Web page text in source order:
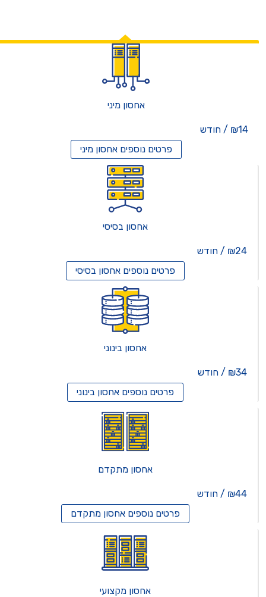
אחסון מיני
₪14 / חודש
פרטים נוספיםאחסון מיני
אחסון בסיסי
₪24 / חודש
פרטים נוספיםאחסון בסיסי
אחסון בינוני
₪34 / חודש
פרטים נוספיםאחסון בינוני
אחסון מתקדם
₪44 / חודש
פרטים נוספיםאחסון מתקדם
אחסון מקצועי